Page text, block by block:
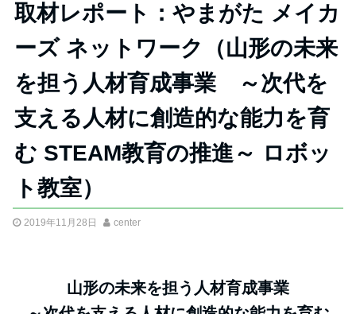
取材レポート：やまがた メイカ
ーズ ネットワーク（山形の未来
を担う人材育成事業 ～次代を
支える人材に創造的な能力を育
む STEAM教育の推進～ ロボッ
ト教室）
2019年11月28日 center
山形の未来を担う人材育成事業